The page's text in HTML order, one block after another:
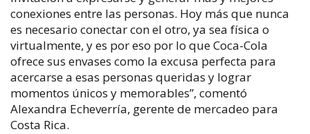
conexiones entre las personas. Hoy más que nunca
es necesario conectar con el otro, ya sea física o
virtualmente, y es por eso por lo que Coca-Cola
ofrece sus envases como la excusa perfecta para
acercarse a esas personas queridas y lograr
momentos únicos y memorables”, comentó
Alexandra Echeverría, gerente de mercadeo para
Costa Rica.